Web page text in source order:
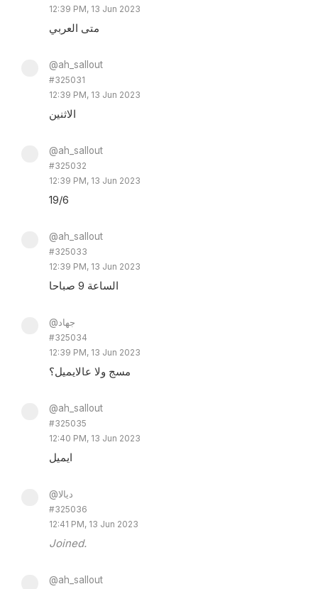
12:39 PM, 13 Jun 2023
متى العربي
@ah_sallout
#325031
12:39 PM, 13 Jun 2023
الاثنين
@ah_sallout
#325032
12:39 PM, 13 Jun 2023
19/6
@ah_sallout
#325033
12:39 PM, 13 Jun 2023
الساعة 9 صباحا
@جهاد
#325034
12:39 PM, 13 Jun 2023
مسج ولا عالايميل؟
@ah_sallout
#325035
12:40 PM, 13 Jun 2023
ايميل
@ديالا
#325036
12:41 PM, 13 Jun 2023
Joined.
@ah_sallout